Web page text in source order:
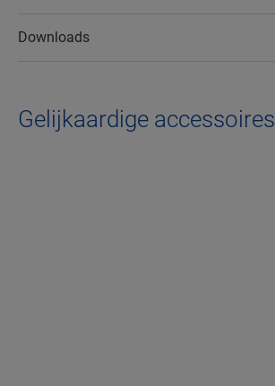
Downloads
Gelijkaardige accessoires